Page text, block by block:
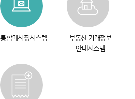
통합메시징시스템
부동산 거래정보
안내시스템